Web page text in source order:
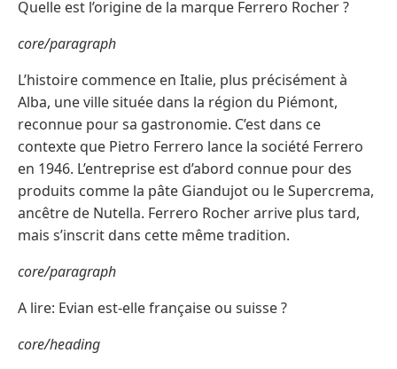
Quelle est l’origine de la marque Ferrero Rocher ?
core/paragraph
L’histoire commence en Italie, plus précisément à
Alba, une ville située dans la région du Piémont,
reconnue pour sa gastronomie. C’est dans ce
contexte que Pietro Ferrero lance la société Ferrero
en 1946. L’entreprise est d’abord connue pour des
produits comme la pâte Giandujot ou le Supercrema,
ancêtre de Nutella. Ferrero Rocher arrive plus tard,
mais s’inscrit dans cette même tradition.
core/paragraph
A lire: Evian est-elle française ou suisse ?
core/heading